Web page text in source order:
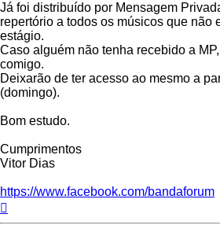
Já foi distribuído por Mensagem
repertório a todos os músicos que não
estágio.
Caso alguém não tenha recebido a
comigo.
Deixarão de ter acesso ao mesmo a
(domingo).
Bom estudo.
Cumprimentos
Vitor Dias
https://www.facebook.com/bandaforum